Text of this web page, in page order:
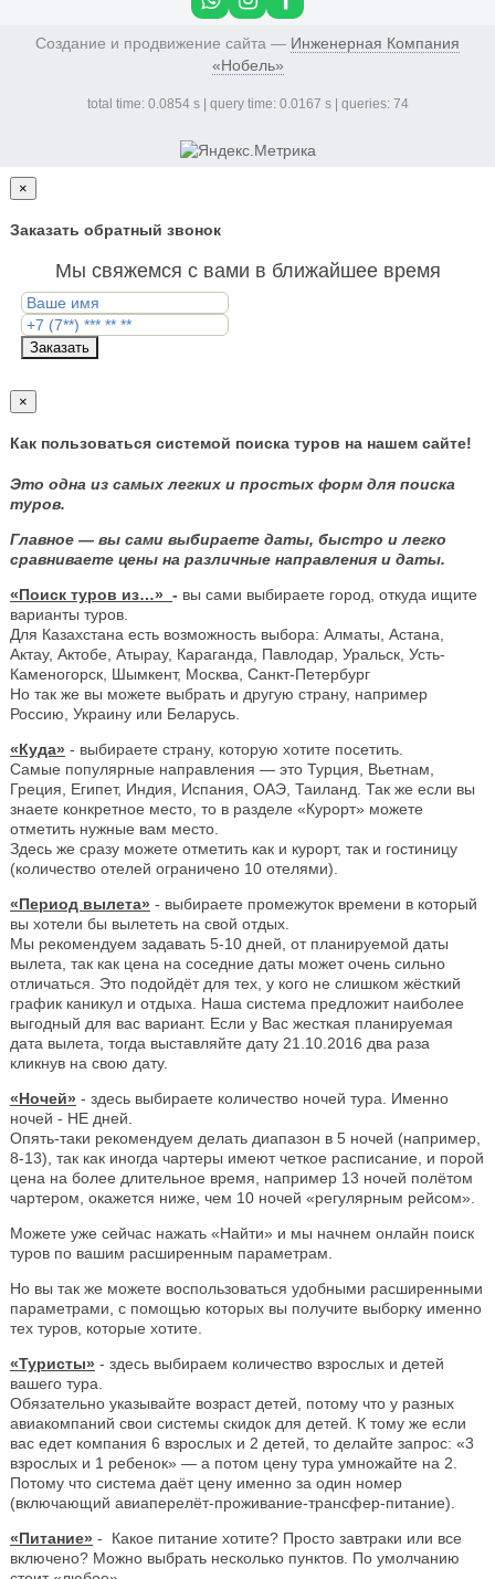
Создание и продвижение сайта — Инженерная Компания
«Нобель»
total time: 0.0854 s | query time: 0.0167 s | queries: 74
×
Заказать обратный звонок
Мы свяжемся с вами в ближайшее время
Заказать
×
Как пользоваться системой поиска туров на нашем сайте!
Это одна из самых легких и простых форм для поиска
туров.
Главное — вы сами выбираете даты, быстро и легко
сравниваете цены на различные направления и даты.
«Поиск туров из…» - вы сами выбираете город, откуда ищите
варианты туров.
Для Казахстана есть возможность выбора: Алматы, Астана,
Актау, Актобе, Атырау, Караганда, Павлодар, Уральск, Усть-
Каменогорск, Шымкент, Москва, Санкт-Петербург
Но так же вы можете выбрать и другую страну, например
Россию, Украину или Беларусь.
«Куда» - выбираете страну, которую хотите посетить.
Самые популярные направления — это Турция, Вьетнам,
Греция, Египет, Индия, Испания, ОАЭ, Таиланд. Так же если вы
знаете конкретное место, то в разделе «Курорт» можете
отметить нужные вам место.
Здесь же сразу можете отметить как и курорт, так и гостиницу
(количество отелей ограничено 10 отелями).
«Период вылета» - выбираете промежуток времени в который
вы хотели бы вылететь на свой отдых.
Мы рекомендуем задавать 5-10 дней, от планируемой даты
вылета, так как цена на соседние даты может очень сильно
отличаться. Это подойдёт для тех, у кого не слишком жёсткий
график каникул и отдыха. Наша система предложит наиболее
выгодный для вас вариант. Если у Вас жесткая планируемая
дата вылета, тогда выставляйте дату 21.10.2016 два раза
кликнув на свою дату.
«Ночей» - здесь выбираете количество ночей тура. Именно
ночей - НЕ дней.
Опять-таки рекомендуем делать диапазон в 5 ночей (например,
8-13), так как иногда чартеры имеют четкое расписание, и порой
цена на более длительное время, например 13 ночей полётом
чартером, окажется ниже, чем 10 ночей «регулярным рейсом».
Можете уже сейчас нажать «Найти» и мы начнем онлайн поиск
туров по вашим расширенным параметрам.
Но вы так же можете воспользоваться удобными расширенными
параметрами, с помощью которых вы получите выборку именно
тех туров, которые хотите.
«Туристы» - здесь выбираем количество взрослых и детей
вашего тура.
Обязательно указывайте возраст детей, потому что у разных
авиакомпаний свои системы скидок для детей. К тому же если
вас едет компания 6 взрослых и 2 детей, то делайте запрос: «3
взрослых и 1 ребенок» — а потом цену тура умножайте на 2.
Потому что система даёт цену именно за один номер
(включающий авиаперелёт-проживание-трансфер-питание).
«Питание» - Какое питание хотите? Просто завтраки или все
включено? Можно выбрать несколько пунктов. По умолчанию